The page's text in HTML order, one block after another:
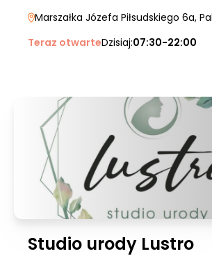
Marszałka Józefa Piłsudskiego 6a,
Teraz otwarteDzisiaj:07:30-22:00
Studio urody Lustro